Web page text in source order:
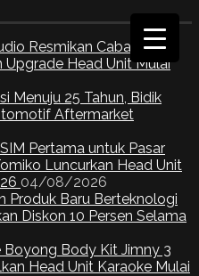
Resmikan Cabang
Upgrade Head Unit Mulai
Menuju 25 Tahun, Bidik
Aftermarket
Pertama untuk Pasar
Luncurkan Head Unit
04/08/2026
Produk Baru Berteknologi
Diskon 10 Persen Selama
Boyong Body Kit Jimny 3
Head Unit Karaoke Mulai